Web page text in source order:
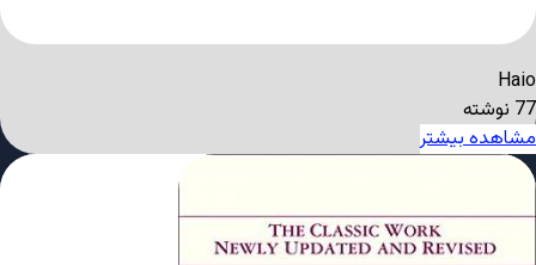
Haio
77 نوشته
مشاهده بیشتر